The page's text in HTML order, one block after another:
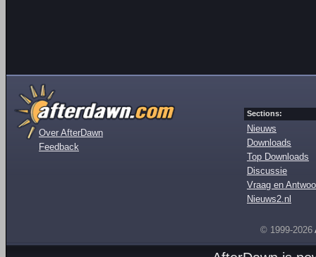
Over AfterDawn
Feedback
Sections:
Nieuws
Downloads
Top Downloads
Discussie
Vraag en
Nieuws2.nl
© 1999-2026